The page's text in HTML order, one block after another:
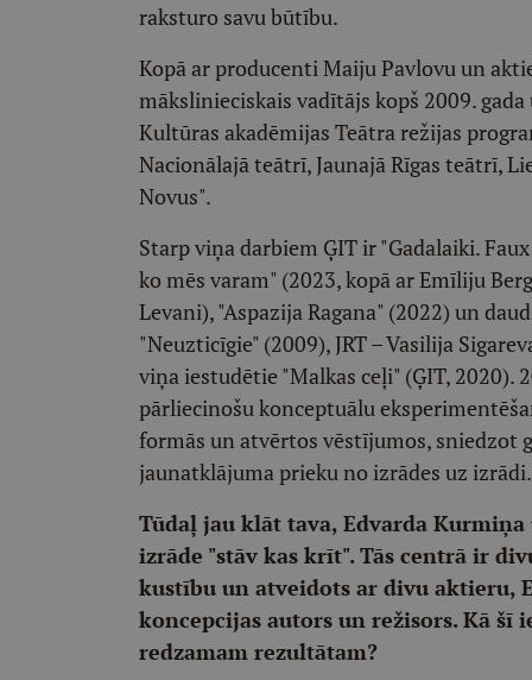
raksturo savu būtību.
Kopā ar producenti Maiju Pavlovu un
mākslinieciskais vadītājs kopš 2009.
Kultūras akadēmijas Teātra režijas
Nacionālajā teātrī, Jaunajā Rīgas teātrī,
Novus".
Starp viņa darbiem ĢIT ir "Gadalaiki.
ko mēs varam" (2023, kopā ar Emīliju
Levani), "Aspazija Ragana" (2022) un
"Neuzticīgie" (2009), JRT – Vasilija
viņa iestudētie "Malkas ceļi" (ĢIT, 2020).
pārliecinošu konceptuālu
formās un atvērtos vēstījumos,
jaunatklājuma prieku no izrādes uz izrādi.
Tūdaļ jau klāt tava, Edvarda
izrāde "stāv kas krīt". Tās centrā ir
kustību un atveidots ar divu aktieru,
koncepcijas autors un režisors. Kā šī
redzamam rezultātam?